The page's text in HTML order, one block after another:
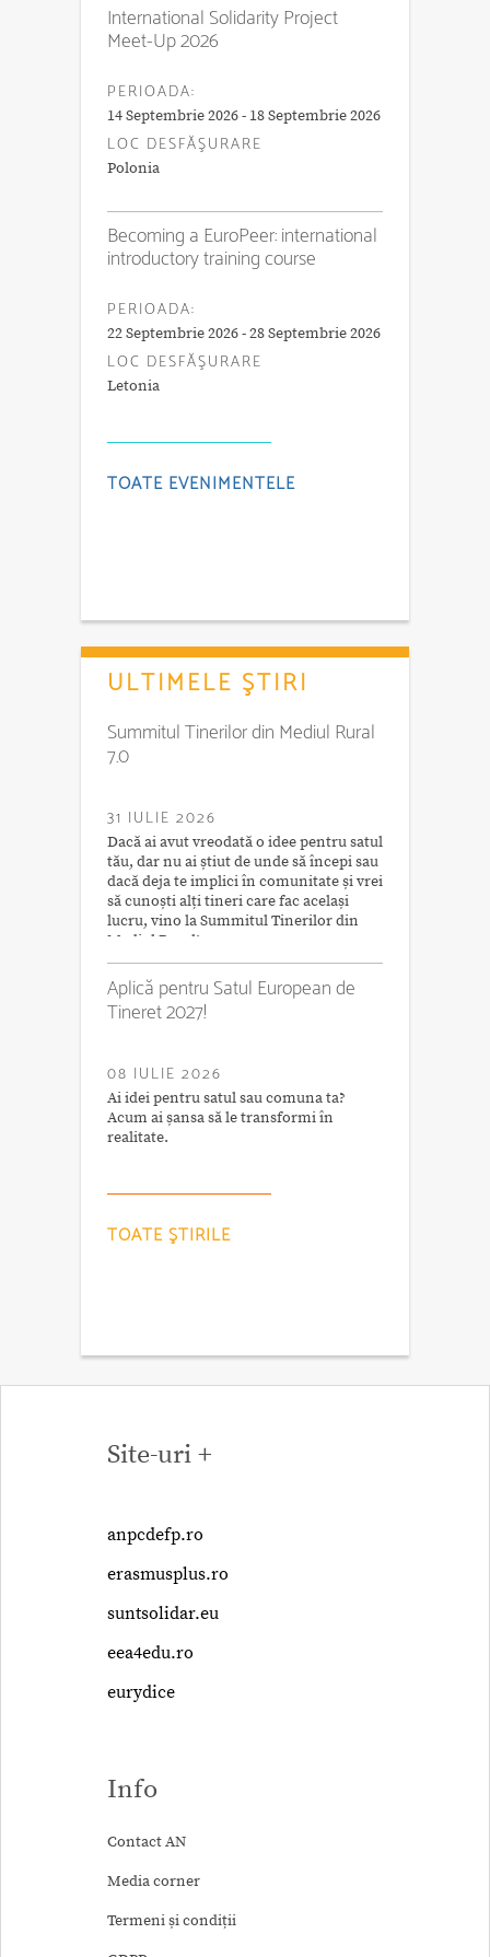
International Solidarity Project
Meet-Up 2026
PERIOADA:
14 Septembrie 2026 - 18 Septembrie 2026
LOC DESFĂŞURARE
Polonia
Becoming a EuroPeer: international
introductory training course
PERIOADA:
22 Septembrie 2026 - 28 Septembrie 2026
LOC DESFĂŞURARE
Letonia
TOATE EVENIMENTELE
ULTIMELE ŞTIRI
Summitul Tinerilor din Mediul Rural
7.0
31 IULIE 2026
Dacă ai avut vreodată o idee pentru satul
tău, dar nu ai știut de unde să începi sau
dacă deja te implici în comunitate și vrei
să cunoști alți tineri care fac același
lucru, vino la Summitul Tinerilor din
Mediul Rural!
Aplică pentru Satul European de
Tineret 2027!
08 IULIE 2026
Ai idei pentru satul sau comuna ta?
Acum ai șansa să le transformi în
realitate.
TOATE ŞTIRILE
Site-uri +
anpcdefp.ro
erasmusplus.ro
suntsolidar.eu
eea4edu.ro
eurydice
Info
Contact AN
Media corner
Termeni și condiții